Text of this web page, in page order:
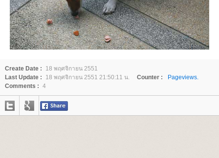
Create Date :
18 พฤศจิกายน 2551
Last Update :
18 พฤศจิกายน 2551 21:50:11 น. Counter :
Pageviews.
Comments : 4